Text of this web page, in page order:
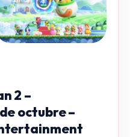
2 –
octubre –